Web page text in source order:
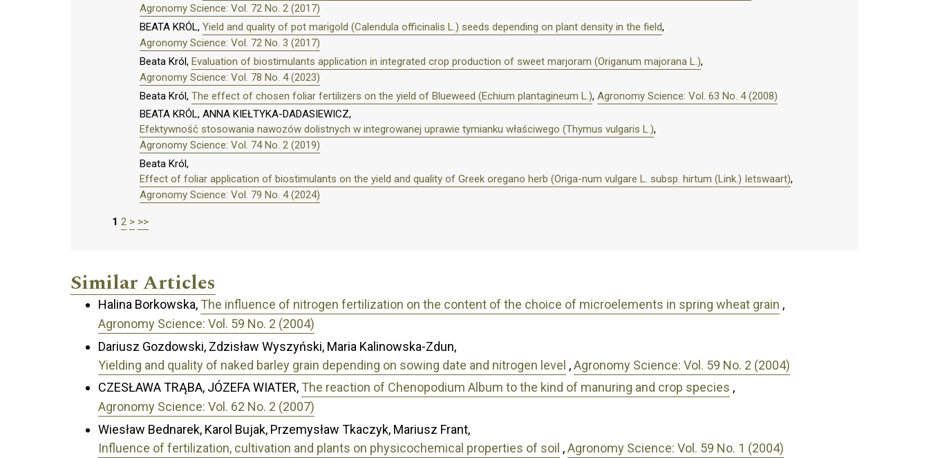
Agronomy Science: Vol. 72 No. 2 (2017)
BEATA KRÓL, Yield and quality of pot marigold (Calendula officinalis L.) seeds depending on plant density in the field,
Agronomy Science: Vol. 72 No. 3 (2017)
Beata Król, Evaluation of biostimulants application in integrated crop production of sweet marjoram (Origanum majorana L.),
Agronomy Science: Vol. 78 No. 4 (2023)
Beata Król, The effect of chosen foliar fertilizers on the yield of Blueweed (Echium plantagineum L.), Agronomy Science: Vol. 63 No. 4 (2008)
BEATA KRÓL, ANNA KIEŁTYKA-DADASIEWICZ,
Efektywność stosowania nawozów dolistnych w integrowanej uprawie tymianku właściwego (Thymus vulgaris L.),
Agronomy Science: Vol. 74 No. 2 (2019)
Beata Król,
Effect of foliar application of biostimulants on the yield and quality of Greek oregano herb (Origa-num vulgare L. subsp. hirtum (Link.) Ietswaart),
Agronomy Science: Vol. 79 No. 4 (2024)
1 2 > >>
Similar Articles
Halina Borkowska, The influence of nitrogen fertilization on the content of the choice of microelements in spring wheat grain ,
Agronomy Science: Vol. 59 No. 2 (2004)
Dariusz Gozdowski, Zdzisław Wyszyński, Maria Kalinowska-Zdun,
Yielding and quality of naked barley grain depending on sowing date and nitrogen level ,Agronomy Science: Vol. 59 No. 2 (2004)
CZESŁAWA TRĄBA, JÓZEFA WIATER, The reaction of Chenopodium Album to the kind of manuring and crop species ,
Agronomy Science: Vol. 62 No. 2 (2007)
Wiesław Bednarek, Karol Bujak, Przemysław Tkaczyk, Mariusz Frant,
Influence of fertilization, cultivation and plants on physicochemical properties of soil ,Agronomy Science: Vol. 59 No. 1 (2004)